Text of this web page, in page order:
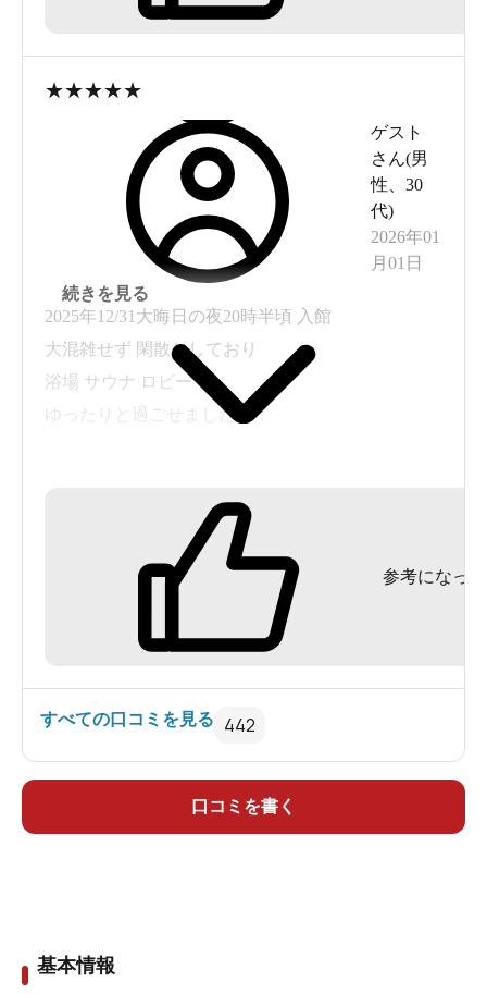
駐車場も広い！
りする演出に癒されました。
です。のんびり長く滞在する場所なので、館内着
オムツしかなかったので、お願いします。
★★★★★
ゲスト
さん(男
性
30
代)
2026年01
月01日
2025年12/31大晦日の夜20時半頃 入館
大混雑せず 閑散としており
浴場 サウナ ロビー
ゆったりと過ごせましたよ！
￥110 かかりました。
続きを見る
参考になった
すべての口コミを見る 442
口コミを書く
基本情報